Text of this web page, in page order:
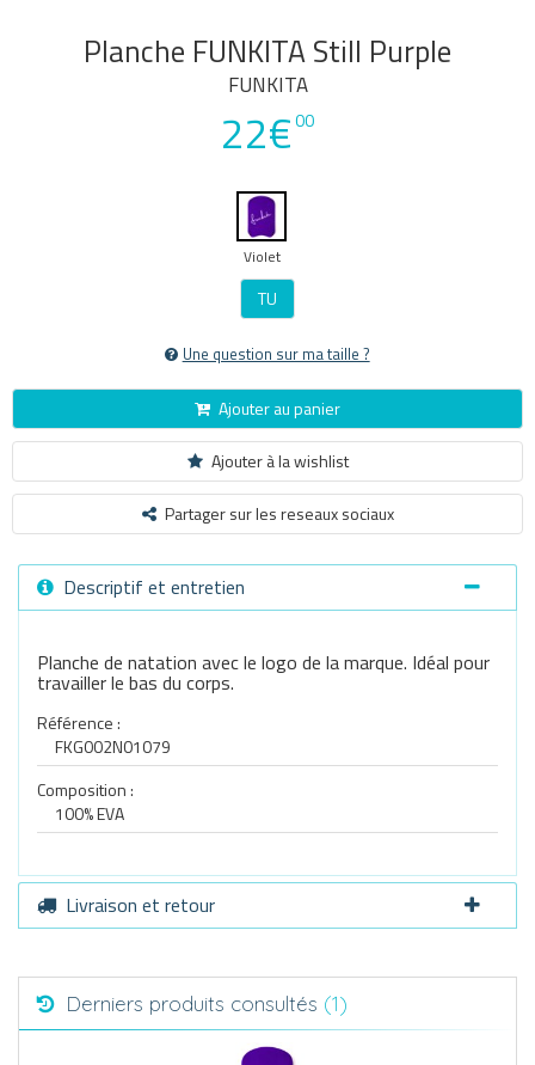
Planche FUNKITA Still Purple
FUNKITA
22€00
Violet
TU
Une question sur ma taille ?
Ajouter au panier
Ajouter à la wishlist
Partager sur les reseaux sociaux
Descriptif et entretien
Planche de natation avec le logo de la marque. Idéal pour
travailler le bas du corps.
Référence :
FKG002N01079
Composition :
100% EVA
Livraison et retour
Derniers produits consultés (1)